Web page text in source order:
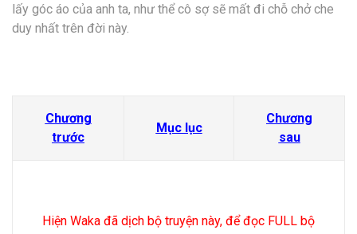
lấy góc áo của anh ta, như thể cô sợ sẽ mất đi chỗ chở che
duy nhất trên đời này.
Chương
trước
Mục lục
Chương
sau
Hiện Waka đã dịch bộ truyện này, để đọc FULL bộ